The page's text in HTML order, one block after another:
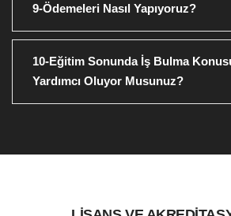
9-Ödemeleri Nasıl Yapıyoruz?
10-Eğitim Sonunda İş Bulma
Yardımcı Oluyor Musunuz?